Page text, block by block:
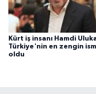
Kürt iş insanı Hamdi
Türkiye'nin en zengin
oldu